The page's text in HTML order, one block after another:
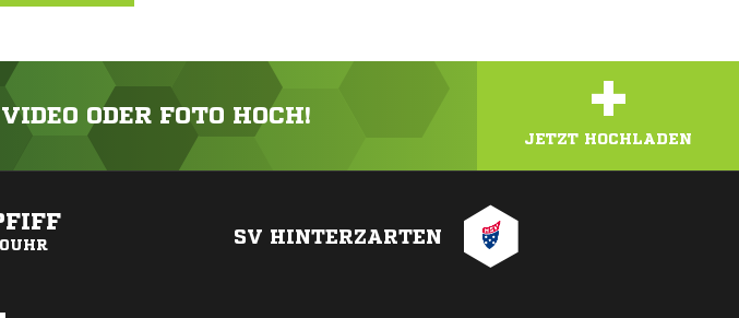
ODER FOTO HOCH! +
JETZT HOCHLADEN
SV HINTERZARTEN